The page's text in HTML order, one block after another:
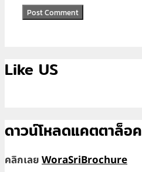
Like US
ดาวน์โหลดแคตตาล็อค
คลิกเลยWoraSriBrochure